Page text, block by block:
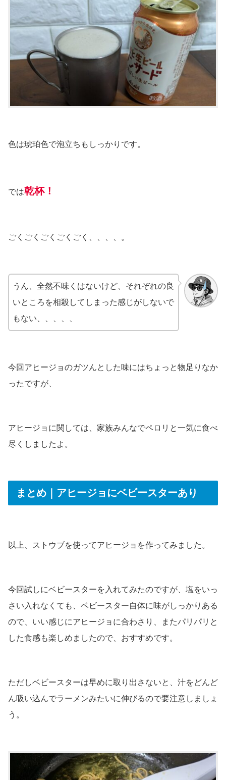
色は琥珀色で泡立ちもしっかりです。
では乾杯！
ごくごくごくごくごく、、、、。
うん、全然不味くはないけど、それぞれの良
いところを相殺してしまった感じがしないで
もない、、、、、
今回アヒージョのガツんとした味にはちょっと物足りなか
ったですが、
アヒージョに関しては、家族みんなでペロリと一気に食べ
尽くしましたよ。
まとめ｜アヒージョにベビースターあり
以上、ストウブを使ってアヒージョを作ってみました。
今回試しにベビースターを入れてみたのですが、塩をいっ
さい入れなくても、ベビースター自体に味がしっかりある
ので、いい感じにアヒージョに合わさり、またパリパリと
した食感も楽しめましたので、おすすめです。
ただしベビースターは早めに取り出さないと、汁をどんど
ん吸い込んでラーメンみたいに伸びるので要注意しましょ
う。